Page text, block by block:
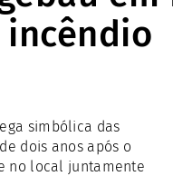
simbólica das
dois anos após o
no local juntamente